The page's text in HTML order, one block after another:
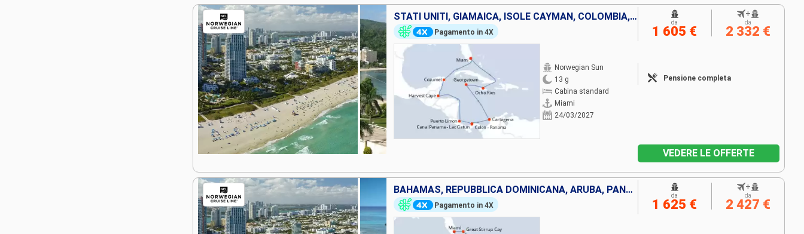
STATI UNITI, GIAMAICA, ISOLE CAYMAN, COLOMBIA, PANAMA, COSTA RICA, BELIZE, MESSICO
Pagamento in 4X
Norwegian Sun
13 g
Cabina standard
Miami
24/03/2027
Pensione completa
da
1 605 €
+
da
2 332 €
VEDERE LE OFFERTE
BAHAMAS, REPUBBLICA DOMINICANA, ARUBA, PANAMA, COSTA RICA, ISOLE CAYMAN, STATI UNITI
Pagamento in 4X
da
1 625 €
+
da
2 427 €